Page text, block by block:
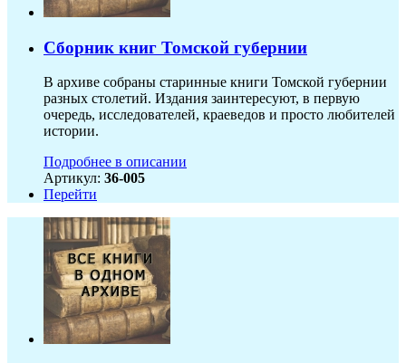
Сборник книг Томской губернии
В архиве собраны старинные книги Томской губернии
разных столетий. Издания заинтересуют, в первую
очередь, исследователей, краеведов и просто любителей
истории.
Подробнее в описании
Артикул: 36-005
Перейти